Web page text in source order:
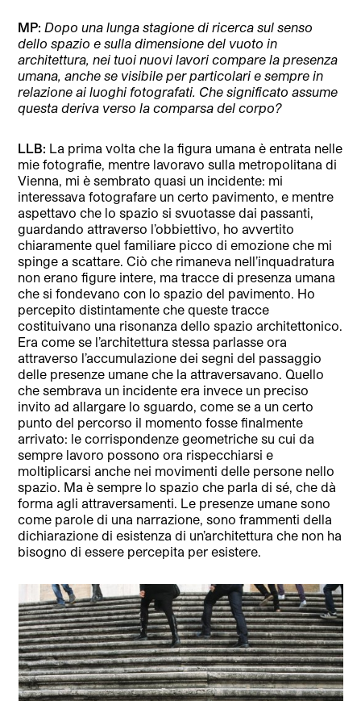
MP: Dopo una lunga stagione di ricerca sul senso
dello spazio e sulla dimensione del vuoto in
architettura, nei tuoi nuovi lavori compare la presenza
umana, anche se visibile per particolari e sempre in
relazione ai luoghi fotografati. Che significato assume
questa deriva verso la comparsa del corpo?
LLB: La prima volta che la figura umana è entrata nelle
mie fotografie, mentre lavoravo sulla metropolitana di
Vienna, mi è sembrato quasi un incidente: mi
interessava fotografare un certo pavimento, e mentre
aspettavo che lo spazio si svuotasse dai passanti,
guardando attraverso l’obbiettivo, ho avvertito
chiaramente quel familiare picco di emozione che mi
spinge a scattare. Ciò che rimaneva nell’inquadratura
non erano figure intere, ma tracce di presenza umana
che si fondevano con lo spazio del pavimento. Ho
percepito distintamente che queste tracce
costituivano una risonanza dello spazio architettonico.
Era come se l’architettura stessa parlasse ora
attraverso l’accumulazione dei segni del passaggio
delle presenze umane che la attraversavano. Quello
che sembrava un incidente era invece un preciso
invito ad allargare lo sguardo, come se a un certo
punto del percorso il momento fosse finalmente
arrivato: le corrispondenze geometriche su cui da
sempre lavoro possono ora rispecchiarsi e
moltiplicarsi anche nei movimenti delle persone nello
spazio. Ma è sempre lo spazio che parla di sé, che dà
forma agli attraversamenti. Le presenze umane sono
come parole di una narrazione, sono frammenti della
dichiarazione di esistenza di un’architettura che non ha
bisogno di essere percepita per esistere.